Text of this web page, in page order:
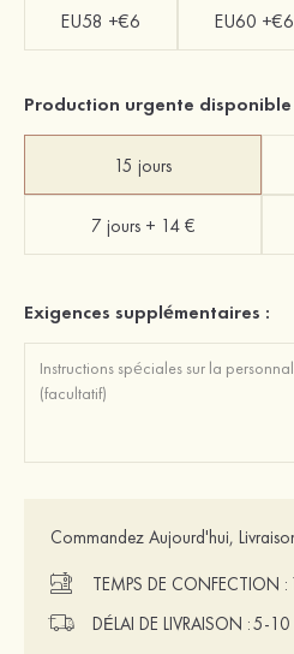
EU58 +€6 EU60 +€6
Production urgente disponible
15 jours
7 jours + 14 €
Exigences supplémentaires :
Commandez Aujourd'hui,
TEMPS DE CONFECTION :
DÉLAI DE LIVRAISON :5-10